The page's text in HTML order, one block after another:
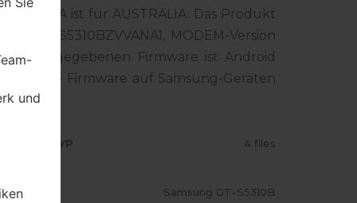
XSA ist für AUSTRALIA. Das Produkt
S5310BZVVANA1, MODEM-Version
der angegebenen Firmware ist Android
- Firmware auf Samsung-Geräten
TYP 4 files
Samsung GT-S5310B
und